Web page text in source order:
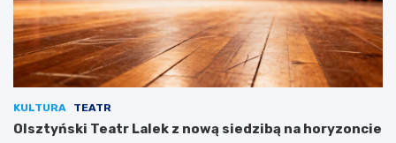
KULTURA TEATR
Olsztyński Teatr Lalek z nową siedzibą na horyzoncie